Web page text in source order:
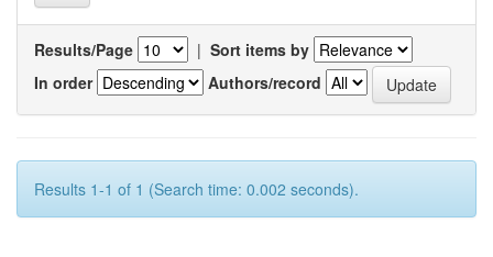
Results/Page | Sort items by
In order
Authors/record
Results 1-1 of 1 (Search time: 0.002 seconds).